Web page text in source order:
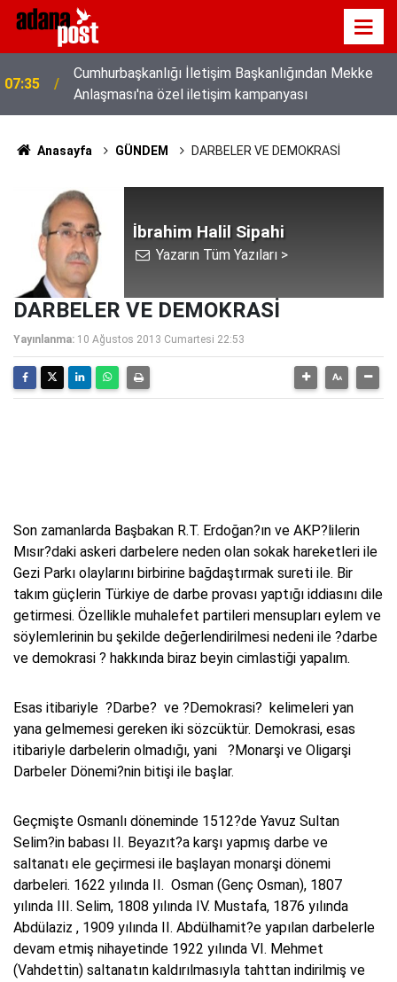
07:35
Cumhurbaşkanlığı İletişim Başkanlığından Mekke
Anlaşması'na özel iletişim kampanyası
Anasayfa GÜNDEM DARBELER VE DEMOKRASİ
İbrahim Halil Sipahi
Yazarın Tüm Yazıları >
DARBELER VE DEMOKRASİ
Yayınlanma: 10 Ağustos 2013 Cumartesi 22:53
Son zamanlarda Başbakan R.T. Erdoğan?ın ve AKP?lilerin
Mısır?daki askeri darbelere neden olan sokak hareketleri ile
Gezi Parkı olaylarını birbirine bağdaştırmak sureti ile. Bir
takım güçlerin Türkiye de darbe provası yaptığı iddiasını dile
getirmesi. Özellikle muhalefet partileri mensupları eylem ve
söylemlerinin bu şekilde değerlendirilmesi nedeni ile ?darbe
ve demokrasi ? hakkında biraz beyin cimlastiği yapalım.
Esas itibariyle ?Darbe? ve ?Demokrasi? kelimeleri yan
yana gelmemesi gereken iki sözcüktür. Demokrasi, esas
itibariyle darbelerin olmadığı, yani ?Monarşi ve Oligarşi
Darbeler Dönemi?nin bitişi ile başlar.
Geçmişte Osmanlı döneminde 1512?de Yavuz Sultan
Selim?in babası II. Beyazıt?a karşı yapmış darbe ve
saltanatı ele geçirmesi ile başlayan monarşi dönemi
darbeleri. 1622 yılında II. Osman (Genç Osman), 1807
yılında III. Selim, 1808 yılında IV. Mustafa, 1876 yılında
Abdülaziz , 1909 yılında II. Abdülhamit?e yapılan darbelerle
devam etmiş nihayetinde 1922 yılında VI. Mehmet
(Vahdettin) saltanatın kaldırılmasıyla tahttan indirilmiş ve